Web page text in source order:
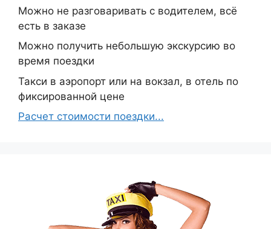
Можно не разговаривать с водителем, всё
есть в заказе
Можно получить небольшую экскурсию во
время поездки
Такси в аэропорт или на вокзал, в отель по
фиксированной цене
Расчет стоимости поездки...